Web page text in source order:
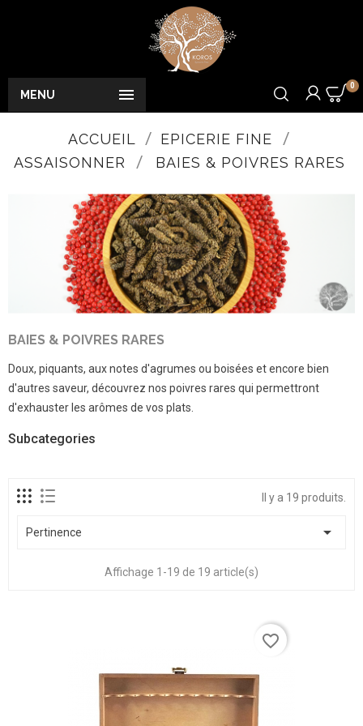

MENU
0
ACCUEIL
EPICERIE FINE
ASSAISONNER
BAIES & POIVRES RARES
BAIES & POIVRES RARES
Doux, piquants, aux notes d'agrumes ou boisées et encore bien
d'autres saveur, découvrez nos poivres rares qui permettront
d'exhauster les arômes de vos plats.
Subcategories
Il y a 19 produits.
Pertinence 
Affichage 1-19 de 19 article(s)
favorite_border